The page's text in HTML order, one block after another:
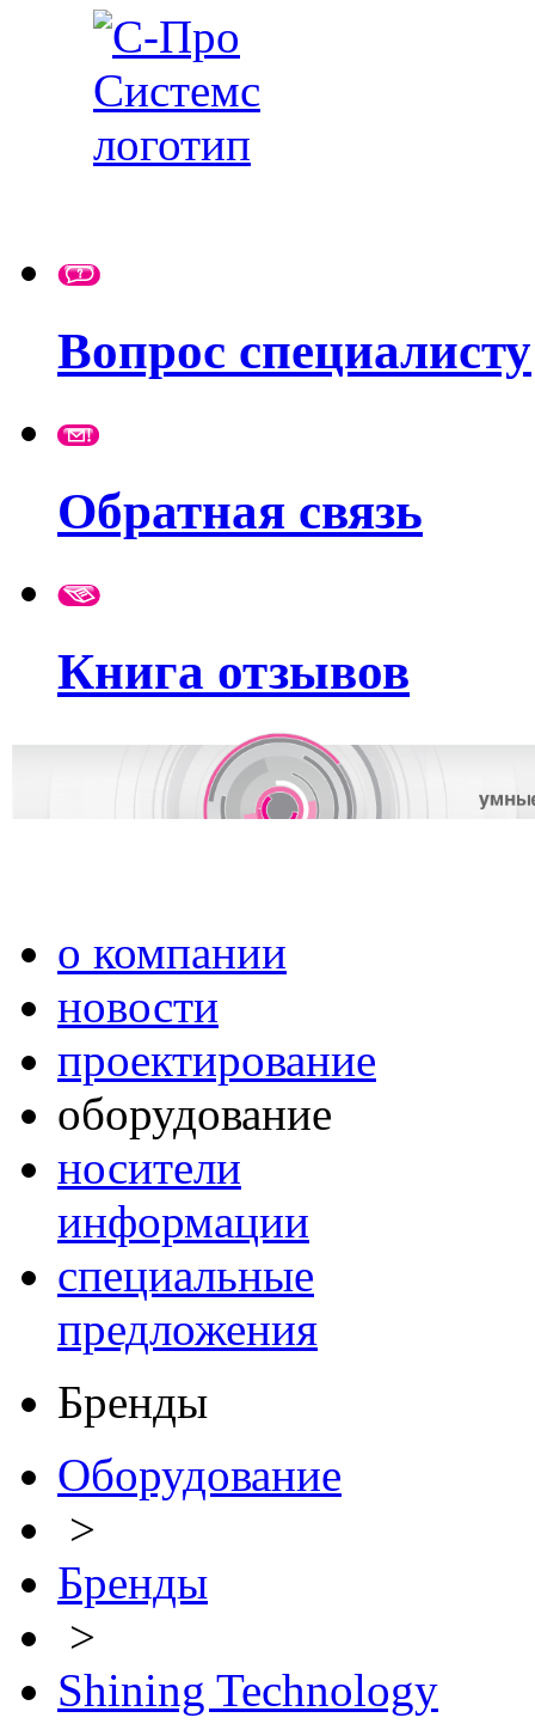
Вопрос специалисту
Обратная связь
Книга отзывов
о компании
новости
проектирование
оборудование
носители
информации
специальные
предложения
Бренды
Оборудование
>
Бренды
>
Shining Technology